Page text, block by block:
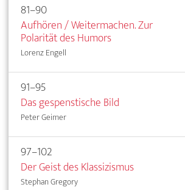
81–90
Aufhören / Weitermachen. Zur
Polarität des Humors
Lorenz Engell
91–95
Das gespenstische Bild
Peter Geimer
97–102
Der Geist des Klassizismus
Stephan Gregory